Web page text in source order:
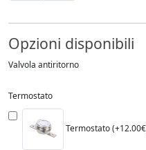
Opzioni disponibili
Valvola antiritorno
Termostato
Termostato